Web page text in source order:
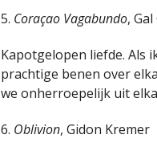
5. Coraçao Vagabundo,
Kapotgelopen liefde. Als
prachtige benen over
we onherroepelijk uit
6. Oblivion, Gidon Kremer